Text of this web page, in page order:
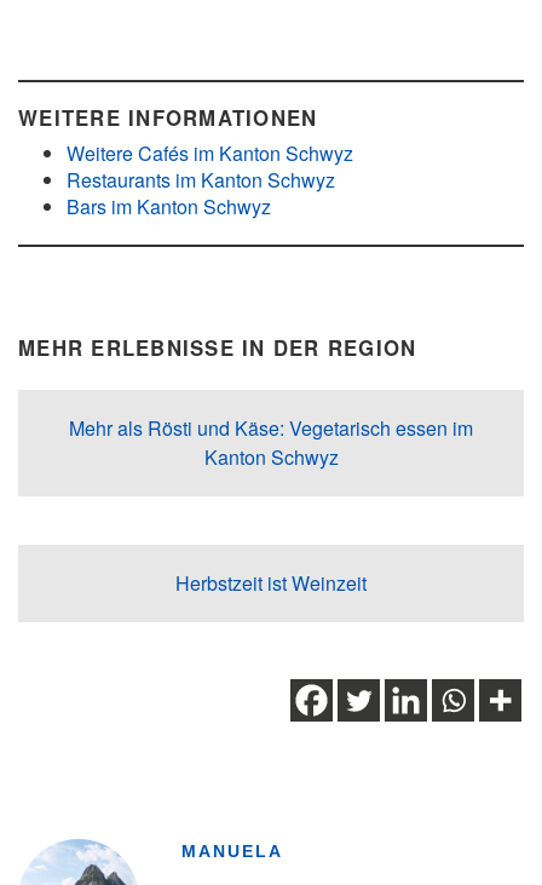
WEITERE INFORMATIONEN
Weitere Cafés im Kanton Schwyz
Restaurants im Kanton Schwyz
Bars im Kanton Schwyz
MEHR ERLEBNISSE IN DER REGION
Mehr als Rösti und Käse: Vegetarisch essen im
Kanton Schwyz
Herbstzeit ist Weinzeit
MANUELA